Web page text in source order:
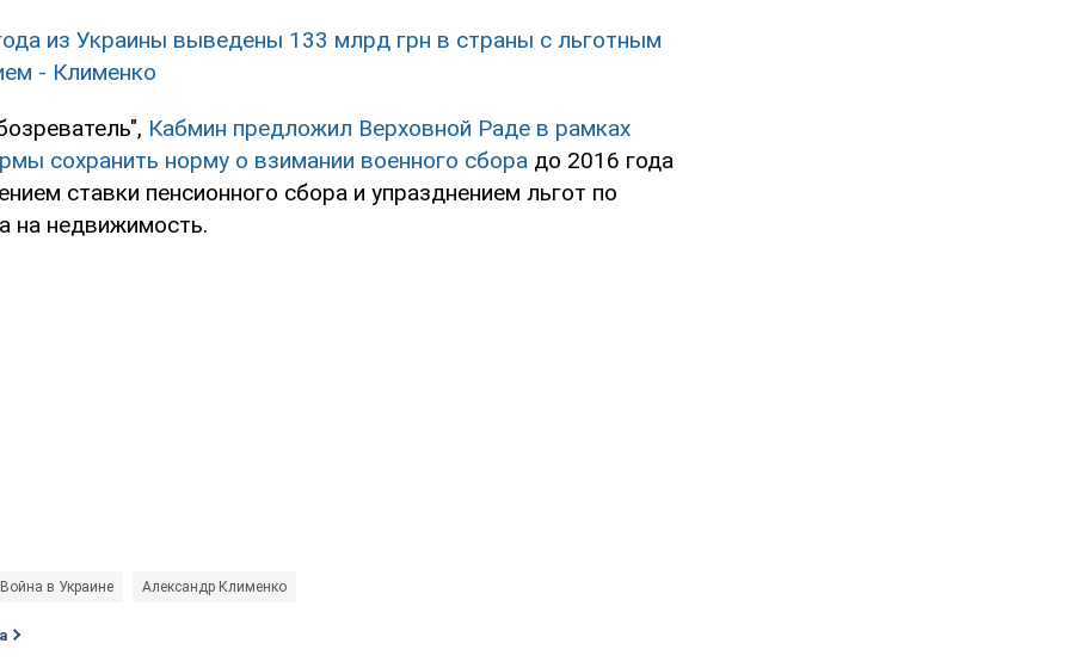
из Украины выведены 133 млрд грн в страны с льготным
- Клименко
Кабмин предложил Верховной Раде в рамках
сохранить норму о взимании военного сбора до 2016 года
ставки пенсионного сбора и упразднением льгот по
на недвижимость.
Война в Украине Александр Клименко